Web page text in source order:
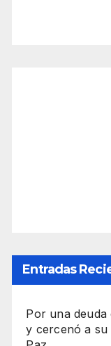
Entradas
Por una
y cercenó a su